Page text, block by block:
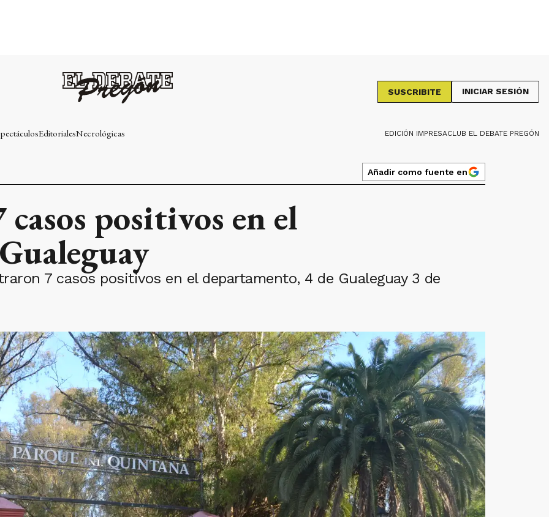
SUSCRIBITE INICIAR SESIÓN
EditorialesNecrológicas EDICIÓN IMPRESACLUB EL DEBATE PREGÓN
Añadir como fuente en
positivos en el
7 casos positivos en el departamento, 4 de Gualeguay 3 de